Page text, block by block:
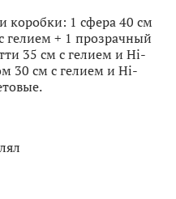
коробки: 1 сфера 40 см
+ 1 прозрачный
35 см с гелием и Hi-
30 см с гелием и Hi-